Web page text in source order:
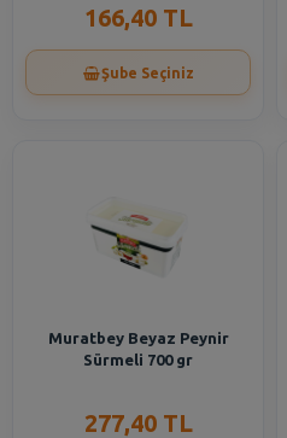
166,40 TL
Şube Seçiniz
Muratbey Beyaz Peynir
Sürmeli 700 gr
277,40 TL